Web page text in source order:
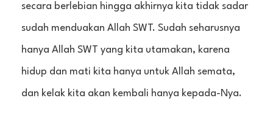
secara berlebian hingga akhirnya kita tidak sadar
sudah menduakan Allah SWT. Sudah seharusnya
hanya Allah SWT yang kita utamakan, karena
hidup dan mati kita hanya untuk Allah semata,
dan kelak kita akan kembali hanya kepada-Nya.